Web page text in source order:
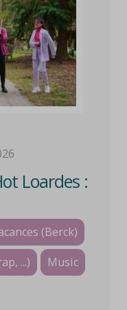
Loardes :
(Berck)
...)
Music